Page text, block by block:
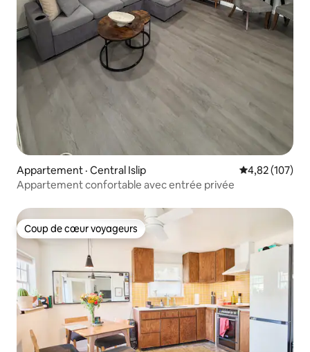
Appartement · Central Islip Note
4,82 (107)
Appartement confortable avec entrée privée
Coup de cœur voyageurs
Coup de cœur voyageurs